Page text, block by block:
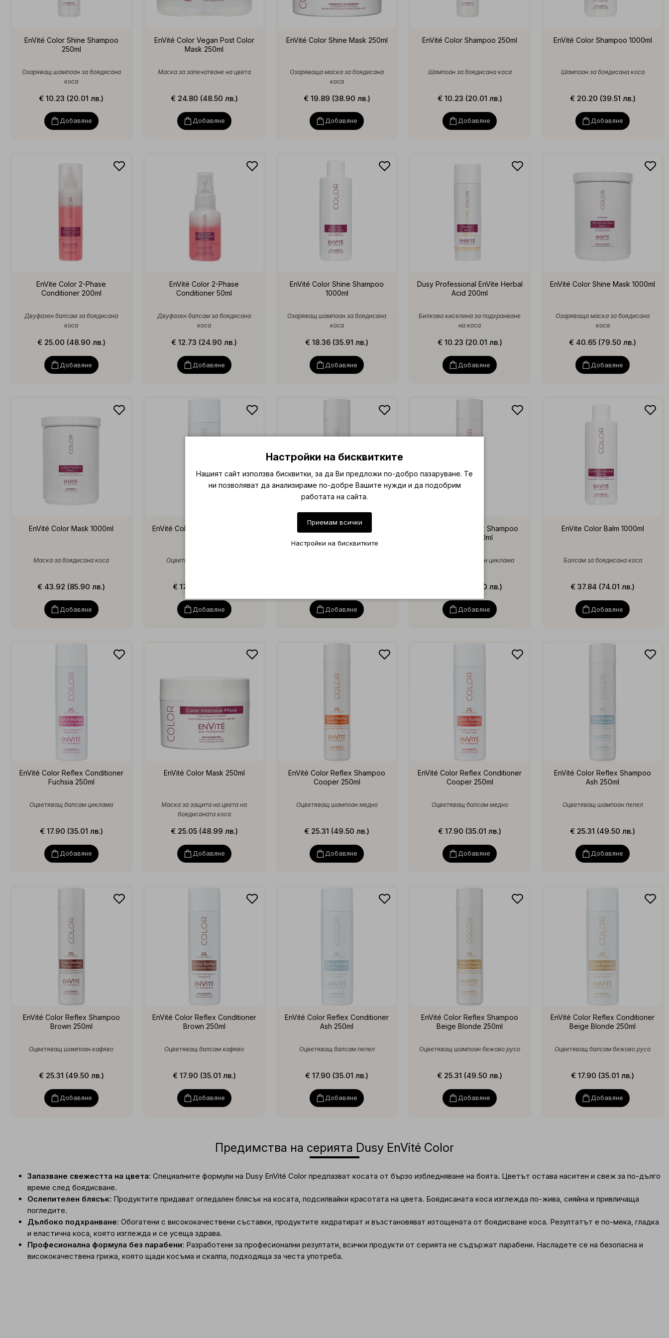
EnVité Color Shine Shampoo
250ml
Озаряващ шампоан за боядисана
коса
€ 10.23 (20.01 лв.)
Добавяне
EnVité Color Vegan Post Color
Mask 250ml
Маска за запечатване на цвета
€ 24.80 (48.50 лв.)
Добавяне
EnVité Color Shine Mask 250ml
Озаряваща маска за боядисана
коса
€ 19.89 (38.90 лв.)
Добавяне
EnVité Color Shampoo 250ml
Шампоан за боядисана коса
€ 10.23 (20.01 лв.)
Добавяне
EnVité Color Shampoo 1000ml
Шампоан за боядисана коса
€ 20.20 (39.51 лв.)
Добавяне
EnVite Color 2-Phase
Conditioner 200ml
Двуфазен балсам за боядисана
коса
€ 25.00 (48.90 лв.)
Добавяне
EnVité Color 2-Phase
Conditioner 50ml
Двуфазен балсам за боядисана
коса
€ 12.73 (24.90 лв.)
Добавяне
EnVité Color Shine Shampoo
1000ml
Озаряващ шампоан за боядисана
коса
€ 18.36 (35.91 лв.)
Добавяне
Dusy Professional EnVite Herbal
Acid 200ml
Билкова киселина за подхранване
на коса
€ 10.23 (20.01 лв.)
Добавяне
EnVité Color Shine Mask 1000ml
Озаряваща маска за боядисана
коса
€ 40.65 (79.50 лв.)
Добавяне
EnVité Color Mask 1000ml
Маска за боядисана коса
€ 43.92 (85.90 лв.)
Добавяне
EnVité Color Reflex Conditioner
Оцветяващ балсам перла
€ 17.90 (35.01 лв.)
Добавяне
EnVité Color Reflex Shampoo
Добавяне
EnVité Color Reflex Shampoo
Fuchsia 250ml
Оцветяващ шампоан циклама
€ 25.31 (49.50 лв.)
Добавяне
EnVite Color Balm 1000ml
Балсам за боядисана коса
€ 37.84 (74.01 лв.)
Добавяне
EnVité Color Reflex Conditioner
Fuchsia 250ml
Оцветяващ балсам циклама
€ 17.90 (35.01 лв.)
Добавяне
EnVité Color Mask 250ml
Маска за защита на цвета на
боядисаната коса
€ 25.05 (48.99 лв.)
Добавяне
EnVité Color Reflex Shampoo
Cooper 250ml
Оцветяващ шампоан медно
€ 25.31 (49.50 лв.)
Добавяне
EnVité Color Reflex Conditioner
Cooper 250ml
Оцветяващ балсам медно
€ 17.90 (35.01 лв.)
Добавяне
EnVité Color Reflex Shampoo
Ash 250ml
Оцветяващ шампоан пепел
€ 25.31 (49.50 лв.)
Добавяне
EnVité Color Reflex Shampoo
Brown 250ml
Оцветяващ шампоан кафяво
€ 25.31 (49.50 лв.)
Добавяне
EnVité Color Reflex Conditioner
Brown 250ml
Оцветяващ балсам кафяво
€ 17.90 (35.01 лв.)
Добавяне
EnVité Color Reflex Conditioner
Ash 250ml
Оцветяващ балсам пепел
€ 17.90 (35.01 лв.)
Добавяне
EnVité Color Reflex Shampoo
Beige Blonde 250ml
Оцветяващ шампоан бежово русо
€ 25.31 (49.50 лв.)
Добавяне
EnVité Color Reflex Conditioner
Beige Blonde 250ml
Оцветяващ балсам бежово русо
€ 17.90 (35.01 лв.)
Добавяне
Предимства на серията Dusy EnVité Color
Запазване свежестта на цвета: Специалните формули на Dusy EnVité Color предпазват косата от бързо избледняване на боята. Цветът остава наситен и свеж за по-дълго
време след боядисване.
Ослепителен блясък: Продуктите придават огледален блясък на косата, подсилвайки красотата на цвета. Боядисаната коса изглежда по-жива, сияйна и привличаща
погледите.
Дълбоко подхранване: Обогатени с висококачествени съставки, продуктите хидратират и възстановяват изтощената от боядисване коса. Резултатът е по-мека, гладка
и еластична коса, която изглежда и се усеща здрава.
Професионална формула без парабени: Разработени за професионални резултати, всички продукти от серията не съдържат парабени. Насладете се на безопасна и
висококачествена грижа, която щади косъма и скалпа, подходяща за честа употреба.
Настройки на бисквитките
Нашият сайт използва бисквитки, за да Ви предложи по-добро пазаруване. Те
ни позволяват да анализираме по-добре Вашите нужди и да подобрим
работата на сайта.
Приемам всички
Настройки на бисквитките